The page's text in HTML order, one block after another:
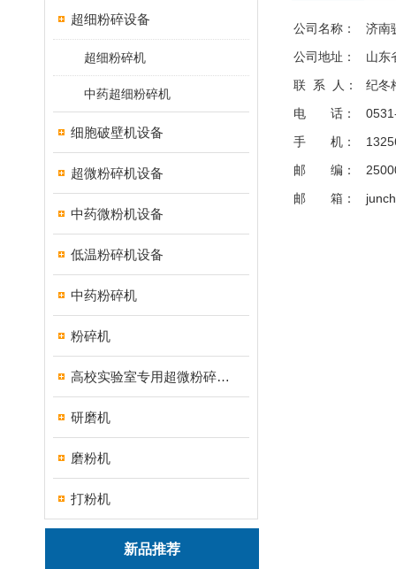
超细粉碎设备
超细粉碎机
中药超细粉碎机
细胞破壁机设备
超微粉碎机设备
中药微粉机设备
低温粉碎机设备
中药粉碎机
粉碎机
高校实验室专用超微粉碎机设备
研磨机
磨粉机
打粉机
新品推荐
公司名称：
济南
公司地址：
山东
联 系 人：
纪冬
电 话：
手 机：
邮 编：
邮 箱：